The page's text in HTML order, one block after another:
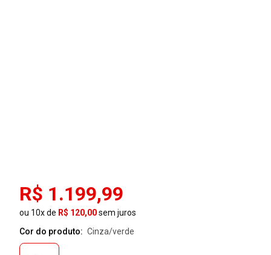
R$ 1.199,99
ou 10x de R$ 120,00sem juros
Cor do produto:
cinza/verde